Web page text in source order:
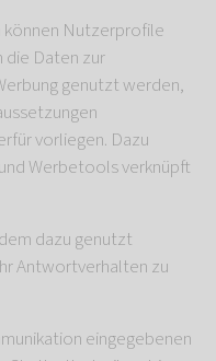
können Nutzerprofile
Daten zur
genutzt werden,
vorliegen. Dazu
Werbetools verknüpft
dazu genutzt
Antwortverhalten zu
eingegebenen